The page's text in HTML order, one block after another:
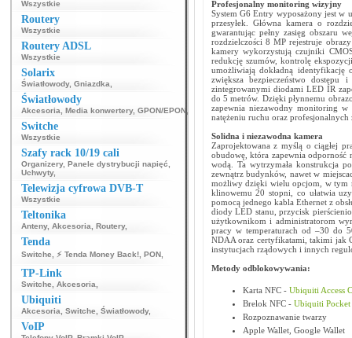
Wszystkie
Routery
Wszystkie
Routery ADSL
Wszystkie
Solarix
Światłowody, Gniazdka
Światłowody
Akcesoria Media konwertery, GPON/EPON
Switche
Wszystkie
Szafy rack 10/19 cali
Organizery, Panele dystrybucji napięć
Uchwyty,
Telewizja cyfrowa DVB-T
Wszystkie
Teltonika
Anteny, Akcesoria Routery,
Tenda
Switche ⚡ Tenda Money Back! PON
TP-Link
Switche Akcesoria
Ubiquiti
Akcesoria Switche Światłowody,
VoIP
Profesjonalny monitoring wizyjny
System G6 Entry wyposażony jest w
przesyłek. Główna kamera o
gwarantując pełny zasięg obszaru
rozdzielczości 8 MP rejestruje
kamery wykorzystują czujniki
redukcję szumów, kontrolę
umożliwiają dokładną
zwiększa bezpieczeństwo dostępu
zintegrowanymi diodami LED IR
do 5 metrów. Dzięki płynnemu
zapewnia niezawodny monitoring
natężeniu ruchu oraz profesjonalnych
Solidna i niezawodna kamera
Zaprojektowana z myślą o ciągłej
obudowę, która zapewnia
wodą. Ta wytrzymała konstrukcja
zewnątrz budynków, nawet w
możliwy dzięki wielu opcjom, w tym
klinowemu 20 stopni, co ułatwia
pomocą jednego kabla Ethernet z
diody LED stanu, przycisk
użytkownikom i administratorom
pracy w temperaturach od –30 do
NDAA oraz certyfikatami, takimi jak
instytucjach rządowych i innych
Metody odblokowywania:
Karta NFC - Ubiquiti Access
Brelok NFC - Ubiquiti
Rozpoznawanie twarzy
Apple Wallet, Google Wallet